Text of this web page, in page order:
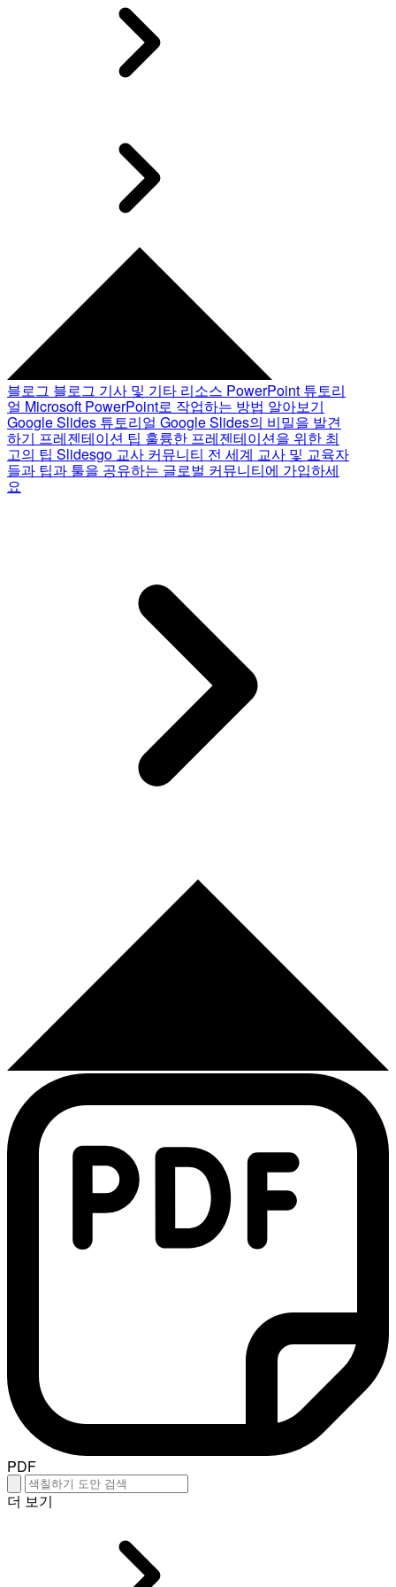
블로그 블로그 기사 및 기타 리소스 PowerPoint 튜토리
얼 Microsoft PowerPoint로 작업하는 방법 알아보기
Google Slides 튜토리얼 Google Slides의 비밀을 발견
하기 프레젠테이션 팁 훌륭한 프레젠테이션을 위한 최
고의 팁 Slidesgo 교사 커뮤니티 전 세계 교사 및 교육자
들과 팁과 툴을 공유하는 글로벌 커뮤니티에 가입하세
요
PDF
더 보기